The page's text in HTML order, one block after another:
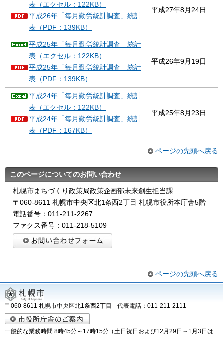
表（エクセル：122KB）
平成26年「毎月勤労統計調査」統計
表（PDF：139KB）
平成27年8月24日
平成25年「毎月勤労統計調査」統計
表（エクセル：122KB）
平成25年「毎月勤労統計調査」統計
表（PDF：139KB）
平成26年9月19日
平成24年「毎月勤労統計調査」統計
表（エクセル：122KB）
平成24年「毎月勤労統計調査」統計
表（PDF：167KB）
平成25年8月23日
ページの先頭へ戻る
このページについてのお問い合わせ
札幌市まちづくり政策局政策企画部未来創生担当課
〒060-8611 札幌市中央区北1条西2丁目 札幌市役所本庁舎5階
電話番号：011-211-2267
ファクス番号：011-218-5109
ページの先頭へ戻る
〒060-8611 札幌市中央区北1条西2丁目 代表電話：011-211-2111
一般的な業務時間 8時45分～17時15分（土日祝日および12月29日～1月3日は